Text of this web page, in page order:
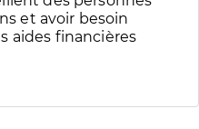
et avoir besoin
aides financières